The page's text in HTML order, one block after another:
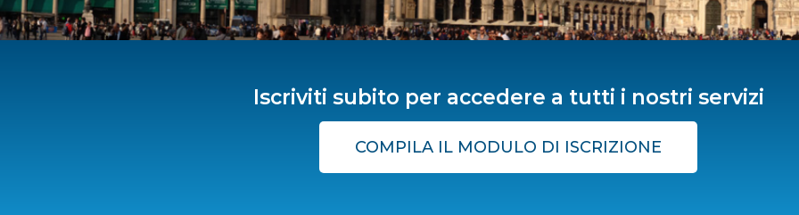
Benvenuti su FIMMG
Lombardia
Iscriviti subito per accedere a tutti i nostri servizi
COMPILA IL MODULO DI ISCRIZIONE